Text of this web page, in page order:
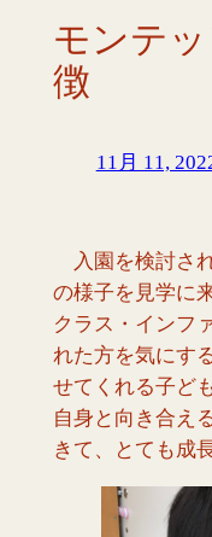
モンテ
徴
11月 11,
入園を検討さ
の様子を見学に
クラス・インフ
れた方を気にす
せてくれる子ど
自身と向き合え
きて、とても成